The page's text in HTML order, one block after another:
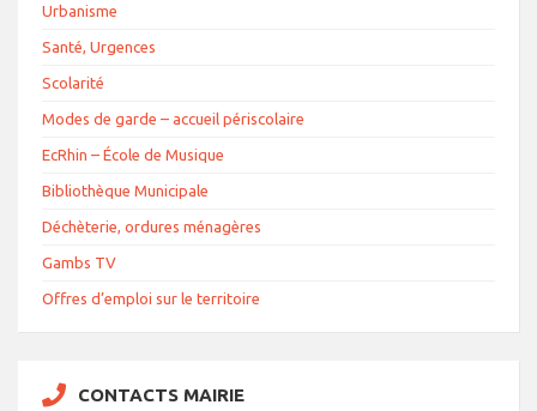
Urbanisme
Santé, Urgences
Scolarité
Modes de garde – accueil périscolaire
EcRhin – École de Musique
Bibliothèque Municipale
Déchèterie, ordures ménagères
Gambs TV
Offres d’emploi sur le territoire
CONTACTS MAIRIE